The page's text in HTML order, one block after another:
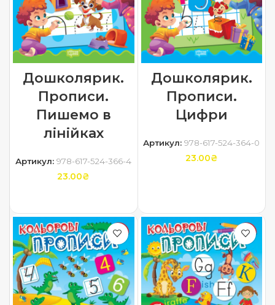
Дошколярик.
Прописи.
Пишемо в
лінійках
Артикул:978-617-524-366-4
23.00₴
Дошколярик.
Прописи.
Цифри
Артикул:978-617-524-364-0
23.00₴